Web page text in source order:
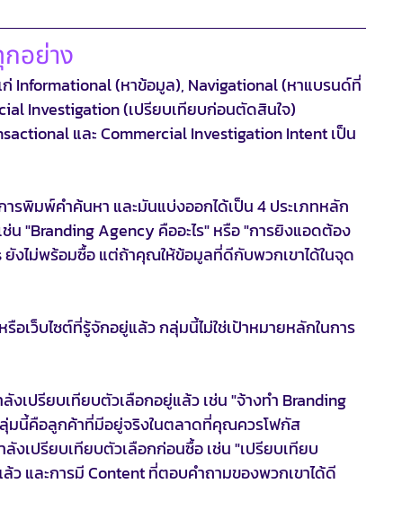
อย่าง
Informational (หาข้อมูล), Navigational (หาแบรนด์ที่
Investigation (เปรียบเทียบก่อนตัดสินใจ)
และ Commercial Investigation Intent เป็น
รพิมพ์คำค้นหา และมันแบ่งออกได้เป็น 4 ประเภทหลัก
"Branding Agency คืออะไร" หรือ "การยิงแอดต้อง
ยังไม่พร้อมซื้อ แต่ถ้าคุณให้ข้อมูลที่ดีกับพวกเขาได้ในจุด
เว็บไซต์ที่รู้จักอยู่แล้ว กลุ่มนี้ไม่ใช่เป้าหมายหลักในการ
เปรียบเทียบตัวเลือกอยู่แล้ว เช่น "จ้างทำ Branding
มนี้คือลูกค้าที่มีอยู่จริงในตลาดที่คุณควรโฟกัส
เปรียบเทียบตัวเลือกก่อนซื้อ เช่น "เปรียบเทียบ
ว และการมี Content ที่ตอบคำถามของพวกเขาได้ดี